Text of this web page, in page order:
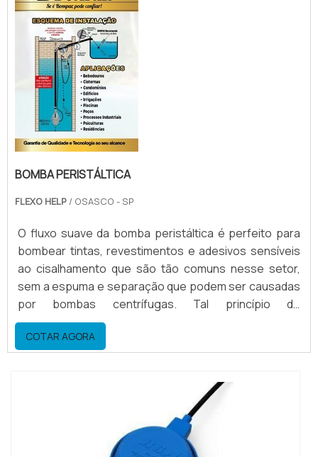
BOMBA PERISTÁLTICA
FLEXO HELP / OSASCO - SP
O fluxo suave da bomba peristáltica é perfeito para
bombear tintas, revestimentos e adesivos sensíveis
ao cisalhamento que são tão comuns nesse setor,
sem a espuma e separação que podem ser causadas
por bombas centrífugas. Tal princípio de
bombeamento confere grande força de sucção,
vencendo resistências, eliminando risco de “slip” de
produto. Assim, as bombas peristálticas apresentam
COTAR AGORA